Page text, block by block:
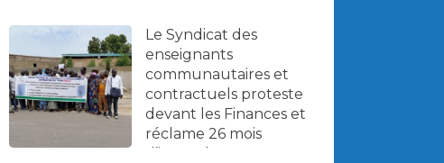
Le Syndicat des
enseignants
communautaires et
contractuels proteste
devant les Finances et
réclame 26 mois
d’impayés.